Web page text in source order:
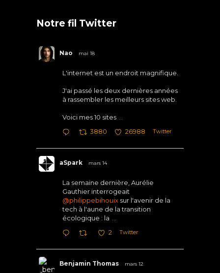
Notre fil Twitter
Nao mai 18
L'internet est un endroit magnifique.
J'ai passé les deux dernières années
à rassembler les meilleurs sites web.
Voici mes 10 sites
3880 26988 Twitter
aSpark mars 14
La semaine dernière, Aurélie
Gauthier interrogeait
@philippebihouix sur l'avenir de la
tech à l'aune de la transition
écologique : la
2 Twitter
Benjamin Thomas mars 12